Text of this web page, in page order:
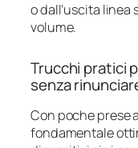
o dall’uscita linea
volume.
Trucchi pratici
senza
Con poche prese
fondamentale